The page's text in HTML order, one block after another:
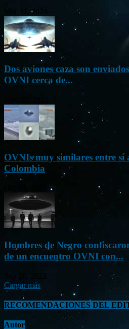
Mar 31, 2024
Dos aviones caza son
OVNI cerca de...
OVNIs muy similares entre sí
Colombia
Hombres de Negro
de un encuentro OVNI con...
Cargar más
RECOMENDACIONES DEL
Autor